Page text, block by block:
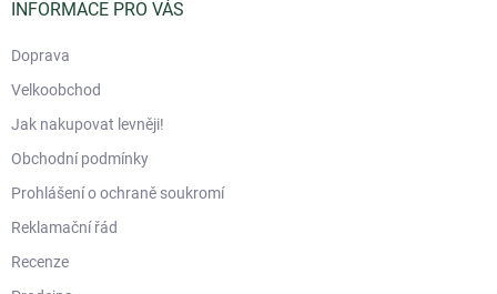
INFORMACE PRO VÁS
Doprava
Velkoobchod
Jak nakupovat levněji!
Obchodní podmínky
Prohlášení o ochraně soukromí
Reklamační řád
Recenze